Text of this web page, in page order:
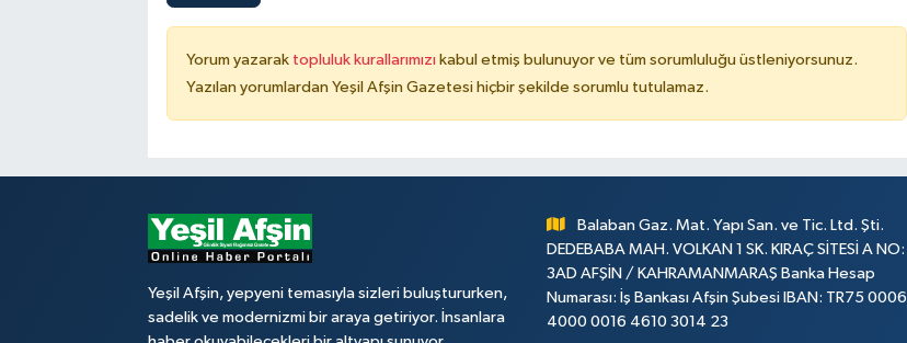
Yorum yazarak topluluk kurallarımızı kabul etmiş bulunuyor ve tüm sorumluluğu üstleniyorsunuz.
Yazılan yorumlardan Yeşil Afşin Gazetesi hiçbir şekilde sorumlu tutulamaz.
Yeşil Afşin, yepyeni temasıyla sizleri buluştururken,
sadelik ve modernizmi bir araya getiriyor. İnsanlara
Balaban Gaz. Mat. Yapı San. ve Tic. Ltd. Şti.
DEDEBABA MAH. VOLKAN 1 SK. KIRAÇ SİTESİ A NO:
3AD AFŞİN / KAHRAMANMARAŞ Banka Hesap
Numarası: İş Bankası Afşin Şubesi IBAN: TR75 0006
4000 0016 4610 3014 23